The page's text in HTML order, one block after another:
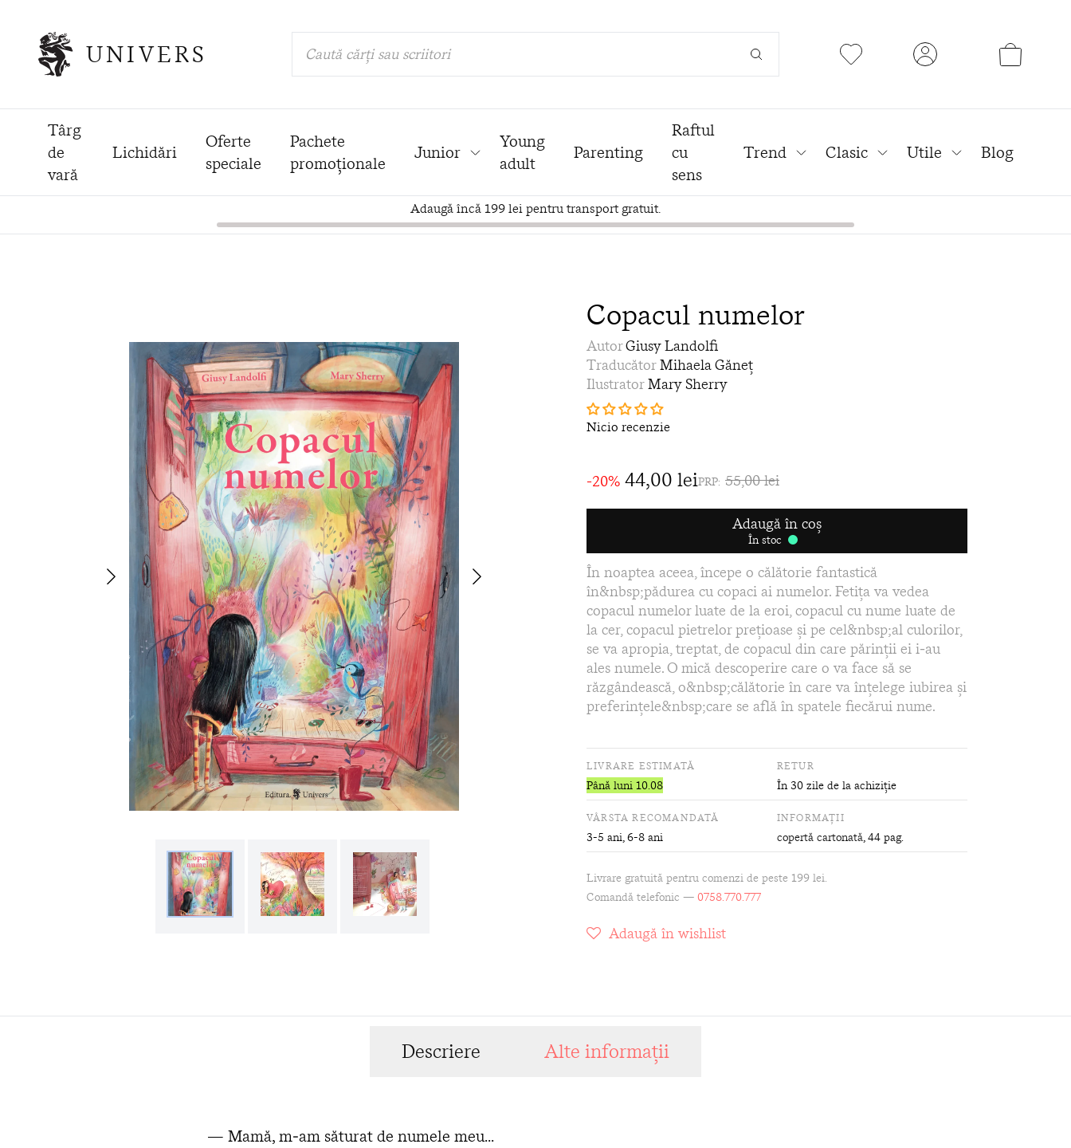
UNIVERS Caută cărți sau scriitori
Târg
de
vară
Lichidări
Oferte
speciale
Pachete
promoționale
Junior
Young
adult
Parenting
Raftul
cu
sens
Trend Clasic Utile Blog
Adaugă încă 199 lei pentru transport gratuit.
Copacul numelor
AutorGiusy Landolfi
TraducătorMihaela Găneț
IlustratorMary Sherry
Nicio recenzie
-20%44,00 leiPRP: 55,00 lei
Adaugă în coș
În stoc
În noaptea aceea, începe o călătorie fantastică
în&nbsp;pădurea cu copaci ai numelor. Fetiţa va vedea
copacul numelor luate de la eroi, copacul cu nume luate de
la cer, copacul pietrelor preţioase şi pe cel&nbsp;al culorilor,
se va apropia, treptat, de copacul din care părinţii ei i‑au
ales numele. O mică descoperire care o va face să se
răzgândească, o&nbsp;călătorie în care va înţelege iubirea şi
preferinţele&nbsp;care se află în spatele fiecărui nume.
LIVRARE ESTIMATĂ
Până luni 10.08
RETUR
În 30 zile de la achiziție
VÂRSTA RECOMANDATĂ
3-5 ani, 6-8 ani
INFORMAȚII
copertă cartonată, 44 pag.
Livrare gratuită pentru comenzi de peste 199 lei.
Comandă telefonic — 0758.770.777
Adaugă în wishlist
Descriere Alte informații
— Mamă, m‑am săturat de numele meu...